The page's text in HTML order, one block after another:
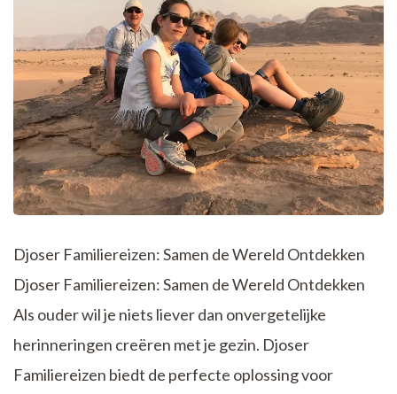
Djoser Familiereizen: Samen de Wereld Ontdekken
Djoser Familiereizen: Samen de Wereld Ontdekken
Als ouder wil je niets liever dan onvergetelijke
herinneringen creëren met je gezin. Djoser
Familiereizen biedt de perfecte oplossing voor